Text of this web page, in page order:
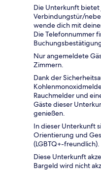
Die Unterkunft
Verbindungstür/
wende dich mit
Die Telefonnummer
Nur angemeldete
Zimmern.
Dank der
Rauchmelder und
Gäste dieser
genießen.
In dieser Unterkunft
Orientierung und
(LGBTQ+-freundlich).
Diese Unterkunft
Bargeld wird nicht